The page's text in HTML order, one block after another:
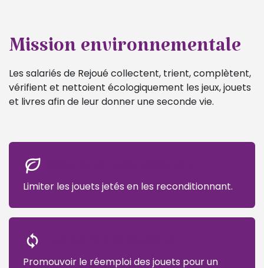
Mission environnementale
Les salariés de Rejoué collectent, trient, complètent,
vérifient et nettoient écologiquement les jeux, jouets
et livres afin de leur donner une seconde vie.
Limiter les jouets jetés en les reconditionnant.
Promouvoir le réemploi des jouets pour un